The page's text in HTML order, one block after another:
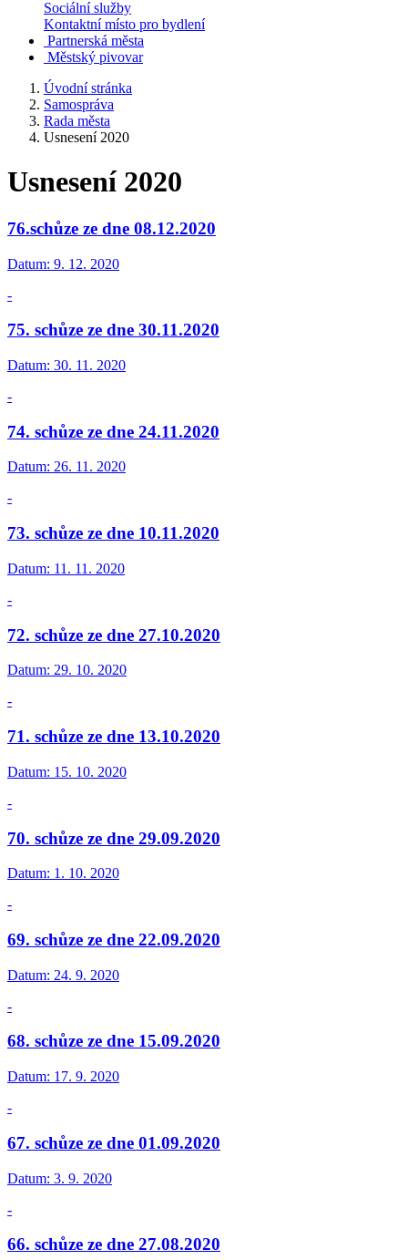
Sociální služby
Kontaktní místo pro bydlení
Partnerská města
Městský pivovar
Úvodní stránka
Samospráva
Rada města
Usnesení 2020
Usnesení 2020
76.schůze ze dne 08.12.2020
Datum: 9. 12. 2020
-
75. schůze ze dne 30.11.2020
Datum: 30. 11. 2020
-
74. schůze ze dne 24.11.2020
Datum: 26. 11. 2020
-
73. schůze ze dne 10.11.2020
Datum: 11. 11. 2020
-
72. schůze ze dne 27.10.2020
Datum: 29. 10. 2020
-
71. schůze ze dne 13.10.2020
Datum: 15. 10. 2020
-
70. schůze ze dne 29.09.2020
Datum: 1. 10. 2020
-
69. schůze ze dne 22.09.2020
Datum: 24. 9. 2020
-
68. schůze ze dne 15.09.2020
Datum: 17. 9. 2020
-
67. schůze ze dne 01.09.2020
Datum: 3. 9. 2020
-
66. schůze ze dne 27.08.2020